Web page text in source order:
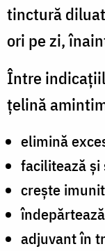
tinctură
ori pe zi,
Între
țelină
elimină
facilitează
crește
adjuvant în